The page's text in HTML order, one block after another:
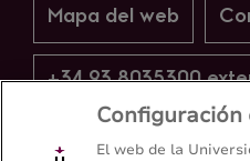
Mapa del web
+34 93 8035300
El web de la